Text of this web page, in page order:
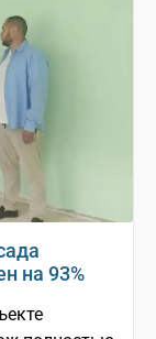
на 93%